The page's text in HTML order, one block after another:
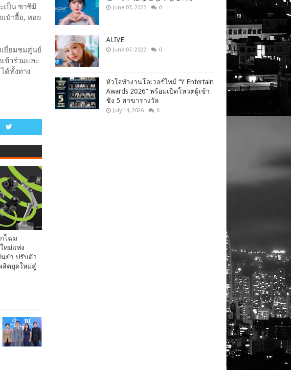
เป็น ซาชิมิ
เป๋าฮื้อ, หอย
ยี่ยมชมศูนย์
ข้าร่วมและ
ด้ทั้งทาง
กโฉม
หม่แห่ง
นยำ ปรับตัว
ลิตยุคใหม่สู่
June 07, 2022 0
ALIVE
June 07, 2022 0
หัวใจทำงานโอเวอร์ไทม์ “Y Entertain
Awards 2026” พร้อมเปิดโหวตผู้เข้า
ชิง 5 สาขารางวัล
July 14, 2026 0